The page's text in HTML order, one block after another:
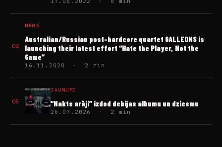
04
NEWS
Australian/Russian post-hardcore quartet GALLEONS is
launching their latest effort “Hate the Player, Not the
Game”
16.11.2020 · 2 min
05
JAUNUMI
“Nakts arāji” izdod debijas albumu un dziesmu
26.07.2026 · 2 min